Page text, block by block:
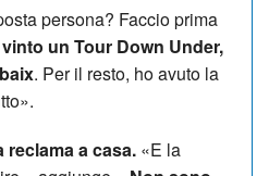
persona? Faccio prima
un Tour Down Under,
. Per il resto, ho avuto la
reclama a casa. «E la